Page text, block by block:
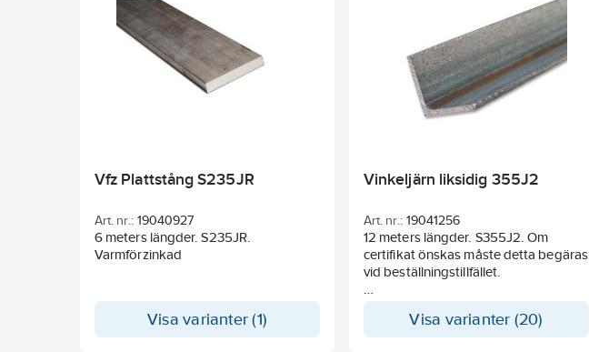
Vfz Plattstång S235JR
Art. nr.: 19040927
6 meters längder. S235JR.
Varmförzinkad
Visa varianter (1)
Vinkeljärn liksidig 355J2
Art. nr.: 19041256
12 meters längder. S355J2. Om
certifikat önskas måste detta begäras
vid beställningstillfället.
– kontakta din säljare för pris.
Visa varianter (20)